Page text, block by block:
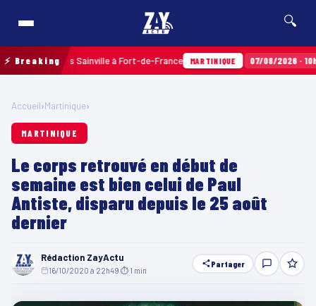
🔍
⚡ Breaking
Terres Sainville à Fort-de-France MARTINIQUE 07/08/2026 · 10h35
Accueil›Martinique›
MARTINIQUE
Le corps retrouvé en début de
semaine est bien celui de Paul
Antiste, disparu depuis le 25 août
dernier
Rédaction ZayActu
16/10/2020 à 22h49 ⏱ 1 min
Partager